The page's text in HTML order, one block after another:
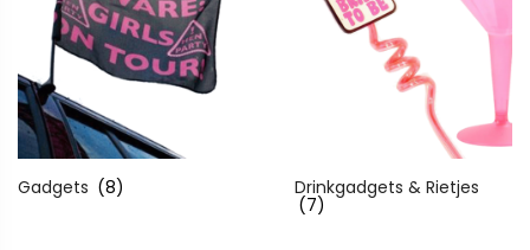
Gadgets (8) Drinkgadgets & Rietjes
(7)